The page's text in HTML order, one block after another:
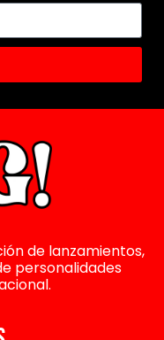
de lanzamientos,
personalidades